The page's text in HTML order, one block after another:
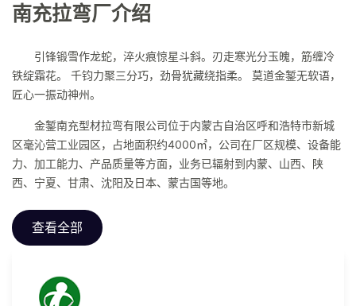
南充拉弯厂介绍
引锋锻雪作龙蛇，淬火痕惊星斗斜。刃走寒光分玉魄，筋缠冷
铁绽霜花。 千钧力聚三分巧，劲骨犹藏绕指柔。 莫道金錾无软语，
匠心一振动神州。
金錾南充型材拉弯有限公司位于内蒙古自治区呼和浩特市新城
区毫沁营工业园区，占地面积约4000㎡，公司在厂区规模、设备能
力、加工能力、产品质量等方面，业务已辐射到内蒙、山西、陕
西、宁夏、甘肃、沈阳及日本、蒙古国等地。
查看全部